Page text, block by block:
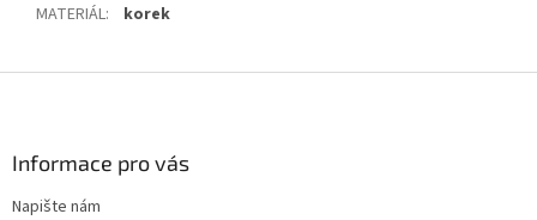
MATERIÁL: korek
Informace pro vás
Napište nám